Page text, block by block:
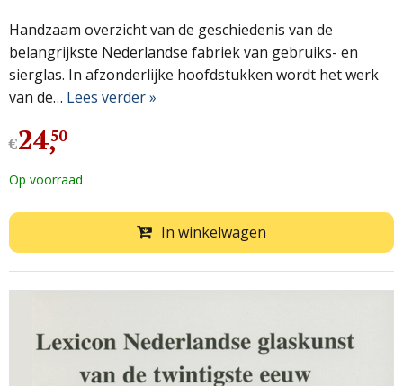
Handzaam overzicht van de geschiedenis van de
belangrijkste Nederlandse fabriek van gebruiks- en
sierglas. In afzonderlijke hoofdstukken wordt het werk
van de… Lees verder »
€24,
50
Op voorraad
In winkelwagen